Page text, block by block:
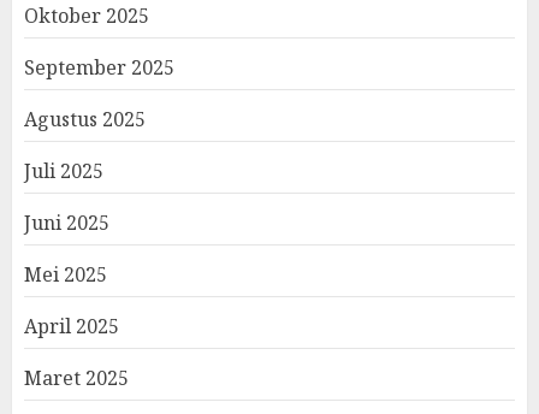
Oktober 2025
September 2025
Agustus 2025
Juli 2025
Juni 2025
Mei 2025
April 2025
Maret 2025